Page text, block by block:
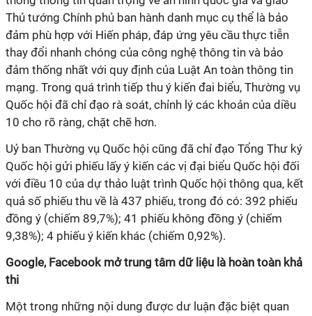
Thủ tướng Chính phủ ban hành danh mục cụ thể là bảo
đảm phù hợp với Hiến pháp, đáp ứng yêu cầu thực tiễn
thay đổi nhanh chóng của công nghệ thông tin và bảo
đảm thống nhất với quy định của Luật An toàn thông tin
mạng. Trong quá trình tiếp thu ý kiến đai biểu, Thường vụ
Quốc hội đã chỉ đạo rà soát, chỉnh lý các khoản của diều
10 cho rõ ràng, chặt chẽ hơn.
Uỷ ban Thường vụ Quốc hội cũng đã chỉ đạo Tổng Thư ký
Quốc hội gửi phiếu lấy ý kiến các vị đại biểu Quốc hội đối
với điều 10 của dự thảo luật trình Quốc hội thông qua, kết
quả số phiếu thu về là 437 phiếu, trong đó có: 392 phiếu
đồng ý (chiếm 89,7%); 41 phiếu không đồng ý (chiếm
9,38%); 4 phiếu ý kiến khác (chiếm 0,92%).
Google, Facebook mở trung tâm dữ liệu là hoàn toàn khả
thi
Một trong những nội dung được dư luận đặc biệt quan